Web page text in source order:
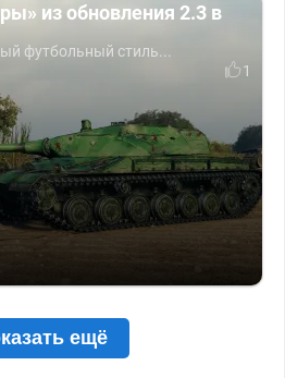
из обновления 2.3 в
футбольный стиль...
1
ещё